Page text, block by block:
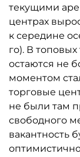
текущими
центрах
к середине
го). В
остаются не
моментом
торговые
не были там
свободного
вакантность